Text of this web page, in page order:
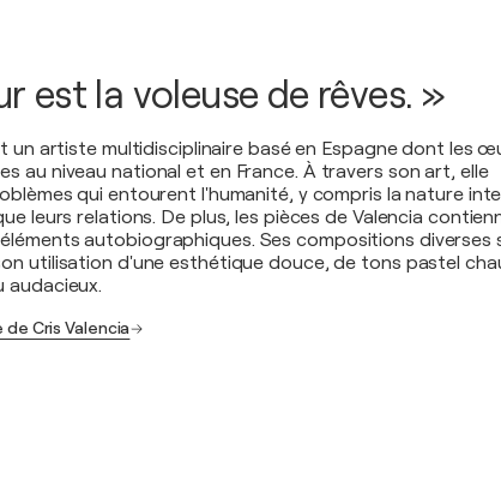
est la voleuse de rêves. »
un artiste multidisciplinaire basé en Espagne dont les
au niveau national et en France. À travers son art, elle
qui entourent l'humanité, y compris la nature
leurs relations. De plus, les pièces de Valencia
autobiographiques. Ses compositions diverses
utilisation d'une esthétique douce, de tons pastel
audacieux.
Cris Valencia